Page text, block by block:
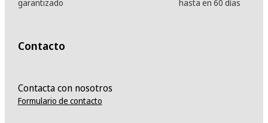
garantizado
hasta en 60 días
Contacto
Contacta con nosotros
Formulario de contacto